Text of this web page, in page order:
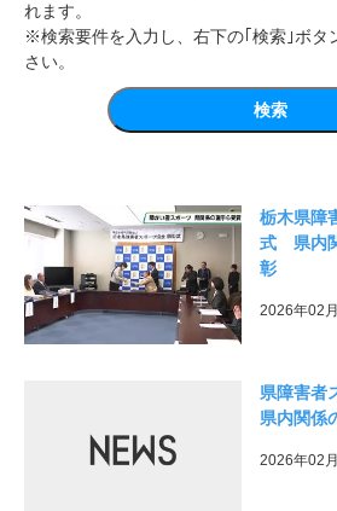
れます。
※検索要件を入力し、右下の｢検索｣ボタ
さい。
栃木県障
式 県内
彰
2026年02
県障害
県内関係
2026年02